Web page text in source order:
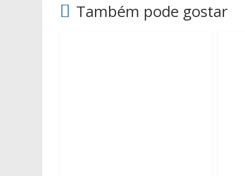
Também pode gostar